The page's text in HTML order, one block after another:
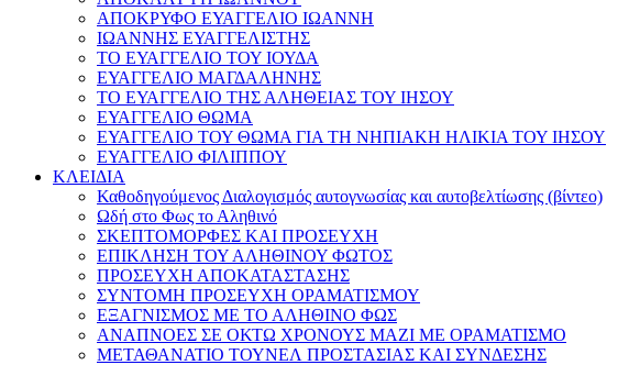
ΑΠΟΚΡΥΦΟ ΕΥΑΓΓΕΛΙΟ ΙΩΑΝΝΗ
ΙΩΑΝΝΗΣ ΕΥΑΓΓΕΛΙΣΤΗΣ
ΤΟ ΕΥΑΓΓΕΛΙΟ ΤΟΥ ΙΟΥΔΑ
ΕΥΑΓΓΕΛΙΟ ΜΑΓΔΑΛΗΝΗΣ
ΤΟ ΕΥΑΓΓΕΛΙΟ ΤΗΣ ΑΛΗΘΕΙΑΣ ΤΟΥ ΙΗΣΟΥ
ΕΥΑΓΓΕΛΙΟ ΘΩΜΑ
ΕΥΑΓΓΕΛΙΟ ΤΟΥ ΘΩΜΑ ΓΙΑ ΤΗ ΝΗΠΙΑΚΗ ΗΛΙΚΙΑ ΤΟΥ ΙΗΣΟΥ
ΕΥΑΓΓΕΛΙΟ ΦΙΛΙΠΠΟΥ
ΚΛΕΙΔΙΑ
Καθοδηγούμενος Διαλογισμός αυτογνωσίας και αυτοβελτίωσης (βίντεο)
Ωδή στο Φως το Αληθινό
ΣΚΕΠΤΟΜΟΡΦΕΣ ΚΑΙ ΠΡΟΣΕΥΧΗ
ΕΠΙΚΛΗΣΗ ΤΟΥ ΑΛΗΘΙΝΟΥ ΦΩΤΟΣ
ΠΡΟΣΕΥΧΗ ΑΠΟΚΑΤΑΣΤΑΣΗΣ
ΣΥΝΤΟΜΗ ΠΡΟΣΕΥΧΗ ΟΡΑΜΑΤΙΣΜΟΥ
ΕΞΑΓΝΙΣΜΟΣ ΜΕ ΤΟ ΑΛΗΘΙΝΟ ΦΩΣ
ΑΝΑΠΝΟΕΣ ΣΕ ΟΚΤΩ ΧΡΟΝΟΥΣ ΜΑΖΙ ΜΕ ΟΡΑΜΑΤΙΣΜΟ
ΜΕΤΑΘΑΝΑΤΙΟ ΤΟΥΝΕΛ ΠΡΟΣΤΑΣΙΑΣ ΚΑΙ ΣΥΝΔΕΣΗΣ